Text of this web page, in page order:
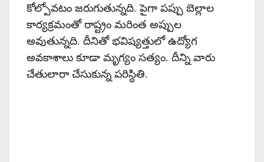
కోల్పోవటం జరుగుతున్నది. పైగా పప్పు బెల్లాల
కార్యక్రమంతో రాష్ట్రం మరింత అప్పుల
అవుతున్నది. దీనితో భవిష్యత్తులో ఉద్యోగ
అవకాశాలు కూడా మృగ్యం సత్యం. దీన్ని వారు
చేతులారా చేసుకున్న పరిస్థితి.